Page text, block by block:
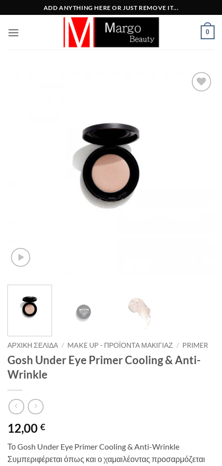
στο
περιεχόμενο
ADD ANYTHING HERE OR JUST REMOVE IT...
0
ΑΡΧΙΚΉ ΣΕΛΊΔΑ / MAKE UP - ΠΡΟΪΌΝΤΑ ΜΑΚΙΓΙΆΖ / PRIMER
Gosh Under Eye Primer Cooling & Anti-
Wrinkle
12,00 €
Το Gosh Under Eye Primer Cooling & Anti-Wrinkle
Συμπεριφέρεται όπως και ο χαμαιλέοντας προσαρμόζεται